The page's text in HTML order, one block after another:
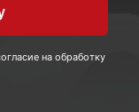
на обработку